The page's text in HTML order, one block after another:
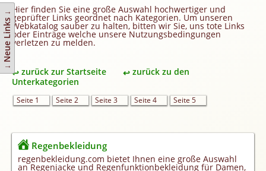
AGB
Link hinzufügen
Eintrag ändern
Werbedienstleistungen
Partner
Homepageerstellung
Hier finden Sie eine große Auswahl hochwertiger und
geprüfter Links geordnet nach Kategorien. Um unseren
Webkatalog sauber zu halten, bitten wir Sie, uns tote Links
oder Einträge welche unsere Nutzungsbedingungen
verletzen zu melden.
zurück zur Startseite
zurück zu den
Unterkategorien
Seite 1 Seite 2 Seite 3 Seite 4 Seite 5
Regenbekleidung
regenbekleidung.com bietet Ihnen eine große Auswahl
an Regenjacke und Regenfunktionbekleidung für Damen,
↓ Neue Links ↓